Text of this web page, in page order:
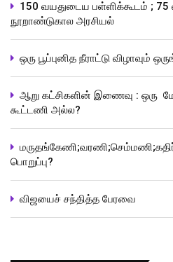
150 வயதுடைய பள்ளிக்கூடம் ; 75
நூறாண்டுகால அரசியல்
ஒரு பூப்புனித நீராட்டு விழாவும்
ஆறு கட்சிகளின் இணைவு : ஒரு
கூட்டணி அல்ல?
பொறுப்பு?
விஜயைச் சந்தித்த பேரவை